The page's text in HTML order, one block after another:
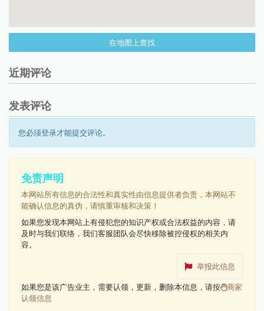
在地图上查找
近期评论
发表评论
您必须登录才能提交评论。
免责声明
本网站所有信息的合法性和真实性由信息提供者负责，本网站不
能确认信息的真伪，请慎重审核和决策！
如果您发现本网站上有侵犯您的知识产权或合法权益的内容，请
及时与我们联络，我们客服团队会尽快移除被控侵权的相关内
容。
举报此信息
如果您是该广告业主，需要认领，更新，删除本信息，请按
商家
认领信息